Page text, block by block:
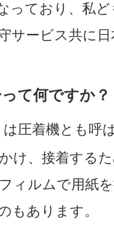
っており、私
サービス共に
て何ですか？
圧着機とも呼
け、接着する
ィルムで用紙
もあります。